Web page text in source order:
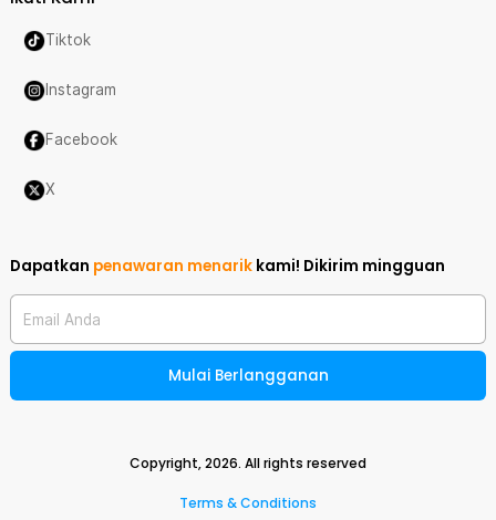
Tiktok
Instagram
Facebook
X
Dapatkan penawaran menarik kami! Dikirim mingguan
Email Anda
Mulai Berlangganan
Copyright,2026. All rights reserved
Terms & Conditions